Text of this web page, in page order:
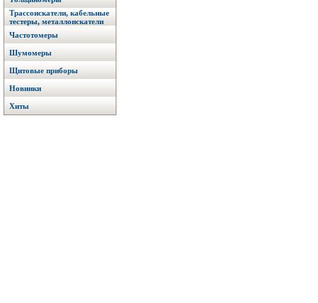
Трассоискатели, кабельные
тестеры, металлоискатели
Частотомеры
Шумомеры
Щитовые приборы
Новинки
Хиты